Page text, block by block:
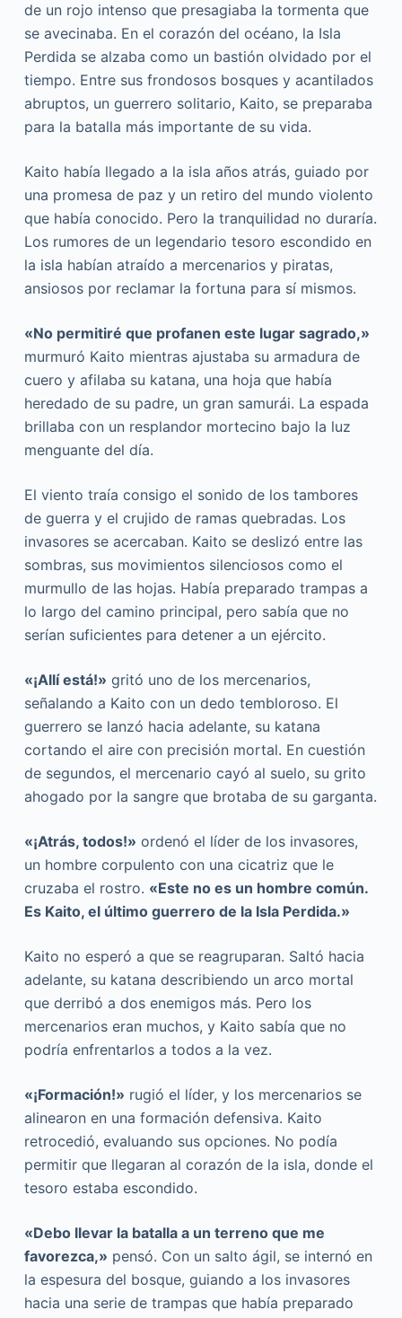
de un rojo intenso que presagiaba la tormenta que
se avecinaba. En el corazón del océano, la Isla
Perdida se alzaba como un bastión olvidado por el
tiempo. Entre sus frondosos bosques y acantilados
abruptos, un guerrero solitario, Kaito, se preparaba
para la batalla más importante de su vida.
Kaito había llegado a la isla años atrás, guiado por
una promesa de paz y un retiro del mundo violento
que había conocido. Pero la tranquilidad no duraría.
Los rumores de un legendario tesoro escondido en
la isla habían atraído a mercenarios y piratas,
ansiosos por reclamar la fortuna para sí mismos.
«No permitiré que profanen este lugar sagrado,»
murmuró Kaito mientras ajustaba su armadura de
cuero y afilaba su katana, una hoja que había
heredado de su padre, un gran samurái. La espada
brillaba con un resplandor mortecino bajo la luz
menguante del día.
El viento traía consigo el sonido de los tambores
de guerra y el crujido de ramas quebradas. Los
invasores se acercaban. Kaito se deslizó entre las
sombras, sus movimientos silenciosos como el
murmullo de las hojas. Había preparado trampas a
lo largo del camino principal, pero sabía que no
serían suficientes para detener a un ejército.
«¡Allí está!» gritó uno de los mercenarios,
señalando a Kaito con un dedo tembloroso. El
guerrero se lanzó hacia adelante, su katana
cortando el aire con precisión mortal. En cuestión
de segundos, el mercenario cayó al suelo, su grito
ahogado por la sangre que brotaba de su garganta.
«¡Atrás, todos!» ordenó el líder de los invasores,
un hombre corpulento con una cicatriz que le
cruzaba el rostro. «Este no es un hombre común.
Es Kaito, el último guerrero de la Isla Perdida.»
Kaito no esperó a que se reagruparan. Saltó hacia
adelante, su katana describiendo un arco mortal
que derribó a dos enemigos más. Pero los
mercenarios eran muchos, y Kaito sabía que no
podría enfrentarlos a todos a la vez.
«¡Formación!» rugió el líder, y los mercenarios se
alinearon en una formación defensiva. Kaito
retrocedió, evaluando sus opciones. No podía
permitir que llegaran al corazón de la isla, donde el
tesoro estaba escondido.
«Debo llevar la batalla a un terreno que me
favorezca,» pensó. Con un salto ágil, se internó en
la espesura del bosque, guiando a los invasores
hacia una serie de trampas que había preparado